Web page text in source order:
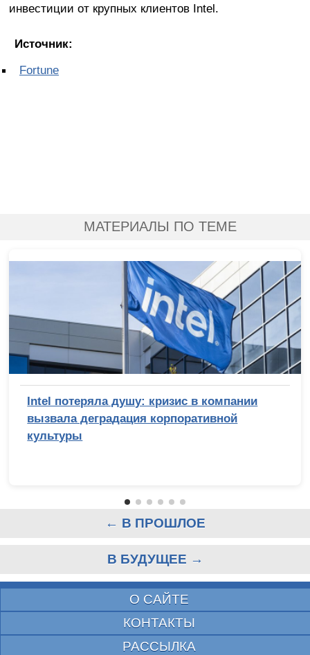
инвестиции от крупных клиентов Intel.
Источник:
Fortune
МАТЕРИАЛЫ ПО ТЕМЕ
Intel потеряла душу: кризис в компании
вызвала деградация корпоративной
культуры
← В ПРОШЛОЕ
В БУДУЩЕЕ →
О САЙТЕ
КОНТАКТЫ
РАССЫЛКА